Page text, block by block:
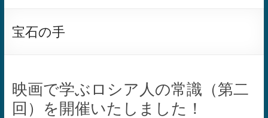
宝石の手
映画で学ぶロシア人の常識（第二
回）を開催いたしました！